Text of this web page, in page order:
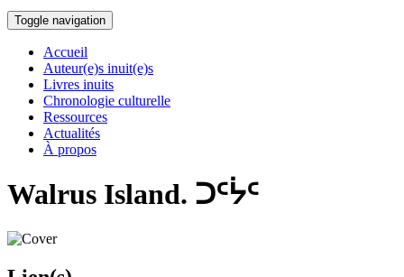
Toggle navigation
Accueil
Auteur(e)s inuit(e)s
Livres inuits
Chronologie culturelle
Ressources
Actualités
À propos
Walrus Island. ᑐᑦᔮᑦ